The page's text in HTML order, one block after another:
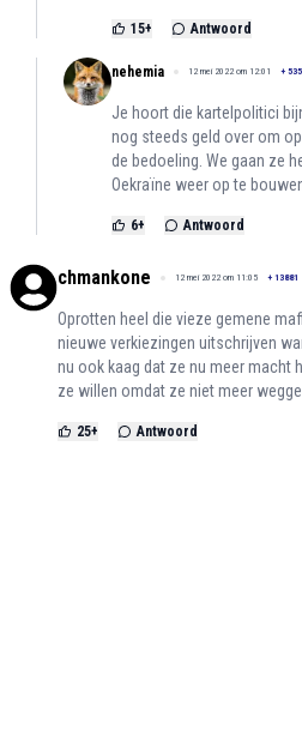
15+ Antwoord
nehemia 12 mei 2022 om 12:01 +
Je hoort die kartelpolitici
nog steeds geld over om
de bedoeling. We gaan ze
Oekraïne weer op te
6+ Antwoord
chmankone 12 mei 2022 om 11:05 + 13881
Oprotten heel die vieze gemene
nieuwe verkiezingen uitschrijven
nu ook kaag dat ze nu meer macht
ze willen omdat ze niet meer
25+ Antwoord